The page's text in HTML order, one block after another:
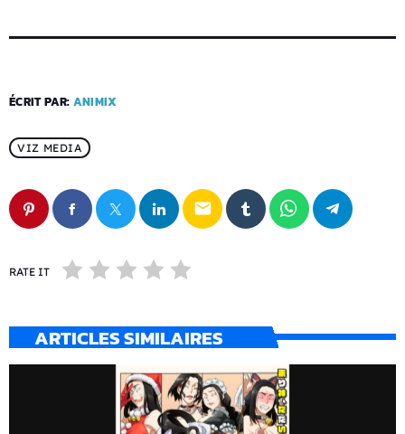
ÉCRIT PAR: ANIMIX
VIZ MEDIA
email
RATE IT
ARTICLES SIMILAIRES